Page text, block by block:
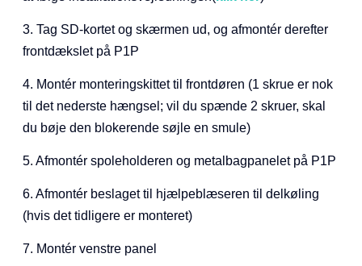
3. Tag SD-kortet og skærmen ud, og afmontér derefter
frontdækslet på P1P
4. Montér monteringskittet til frontdøren (1 skrue er nok
til det nederste hængsel; vil du spænde 2 skruer, skal
du bøje den blokerende søjle en smule)
5. Afmontér spoleholderen og metalbagpanelet på P1P
6. Afmontér beslaget til hjælpeblæseren til delkøling
(hvis det tidligere er monteret)
7. Montér venstre panel